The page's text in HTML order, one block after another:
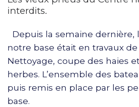
interdits.
Depuis la semaine dernière,
notre base était en travaux de
Nettoyage, coupe des haies
herbes. L’ensemble des
puis remis en place par les
base.